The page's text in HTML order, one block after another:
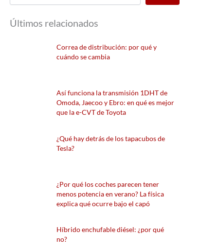
Últimos relacionados
Correa de distribución: por qué y
cuándo se cambia
Así funciona la transmisión 1DHT de
Omoda, Jaecoo y Ebro: en qué es mejor
que la e-CVT de Toyota
¿Qué hay detrás de los tapacubos de
Tesla?
¿Por qué los coches parecen tener
menos potencia en verano? La física
explica qué ocurre bajo el capó
Híbrido enchufable diésel: ¿por qué
no?